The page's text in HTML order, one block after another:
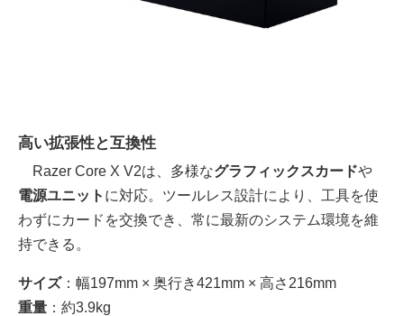
高い拡張性と互換性
Razer Core X V2は、多様なグラフィックスカードや
電源ユニット に対応。ツールレス設計により、工具を使
わずにカードを交換でき、常に最新のシステム環境を維
持できる。
サイズ：幅197mm × 奥行き421mm × 高さ216mm
重量 ：約3.9kg